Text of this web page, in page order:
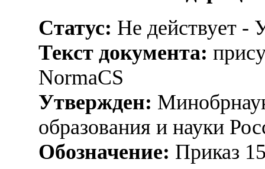
Статус: Не действует -
Текст документа:
NormaCS
Утвержден:
образования и науки
Обозначение: Приказ